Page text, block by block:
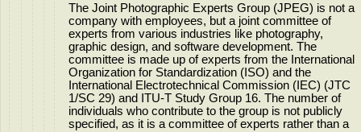
The Joint Photographic Experts Group (JPEG) is not a
company with employees, but a joint committee of
experts from various industries like photography,
graphic design, and software development. The
committee is made up of experts from the International
Organization for Standardization (ISO) and the
International Electrotechnical Commission (IEC) (JTC
1/SC 29) and ITU-T Study Group 16. The number of
individuals who contribute to the group is not publicly
specified, as it is a committee of experts rather than a